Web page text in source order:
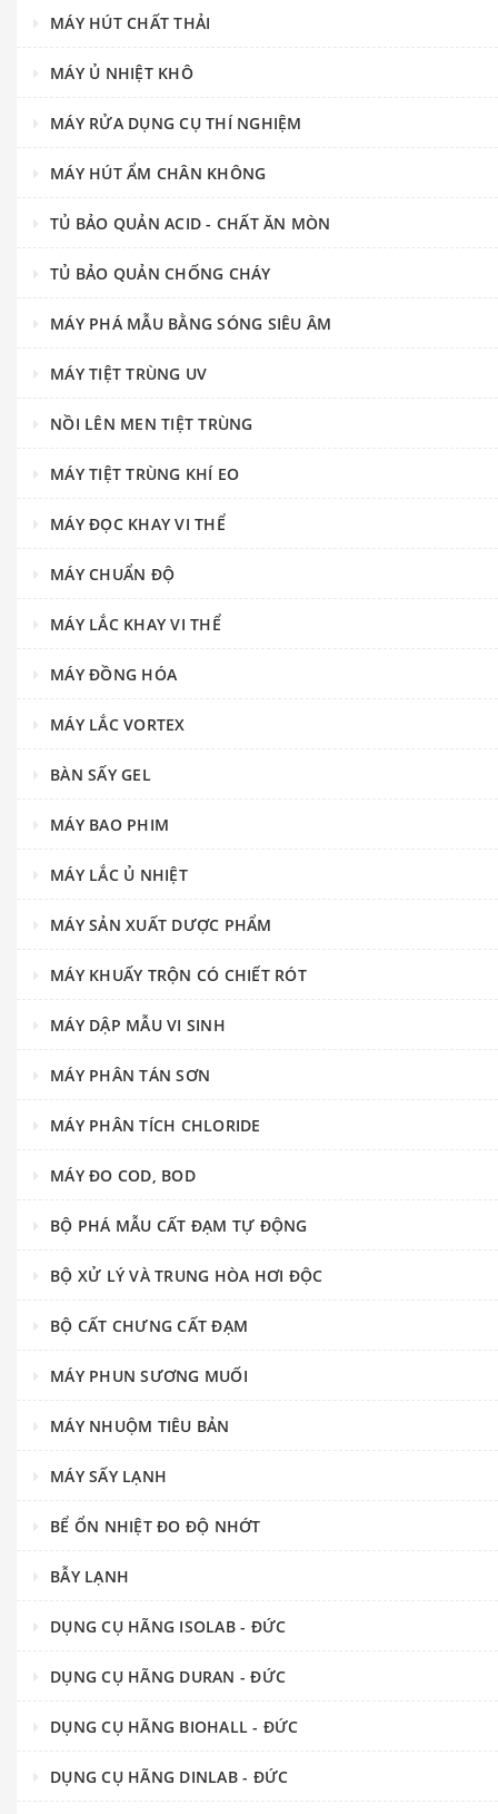
MÁY HÚT CHẤT THẢI
MÁY Ủ NHIỆT KHÔ
MÁY RỬA DỤNG CỤ THÍ NGHIỆM
MÁY HÚT ẨM CHÂN KHÔNG
TỦ BẢO QUẢN ACID - CHẤT ĂN MÒN
TỦ BẢO QUẢN CHỐNG CHÁY
MÁY PHÁ MẪU BẰNG SÓNG SIÊU ÂM
MÁY TIỆT TRÙNG UV
NỒI LÊN MEN TIỆT TRÙNG
MÁY TIỆT TRÙNG KHÍ EO
MÁY ĐỌC KHAY VI THỂ
MÁY CHUẨN ĐỘ
MÁY LẮC KHAY VI THỂ
MÁY ĐỒNG HÓA
MÁY LẮC VORTEX
BÀN SẤY GEL
MÁY BAO PHIM
MÁY LẮC Ủ NHIỆT
MÁY SẢN XUẤT DƯỢC PHẨM
MÁY KHUẤY TRỘN CÓ CHIẾT RÓT
MÁY DẬP MẪU VI SINH
MÁY PHÂN TÁN SƠN
MÁY PHÂN TÍCH CHLORIDE
MÁY ĐO COD, BOD
BỘ PHÁ MẪU CẤT ĐẠM TỰ ĐỘNG
BỘ XỬ LÝ VÀ TRUNG HÒA HƠI ĐỘC
BỘ CẤT CHƯNG CẤT ĐẠM
MÁY PHUN SƯƠNG MUỐI
MÁY NHUỘM TIÊU BẢN
MÁY SẤY LẠNH
BỂ ỔN NHIỆT ĐO ĐỘ NHỚT
BẪY LẠNH
DỤNG CỤ HÃNG ISOLAB - ĐỨC
DỤNG CỤ HÃNG DURAN - ĐỨC
DỤNG CỤ HÃNG BIOHALL - ĐỨC
DỤNG CỤ HÃNG DINLAB - ĐỨC